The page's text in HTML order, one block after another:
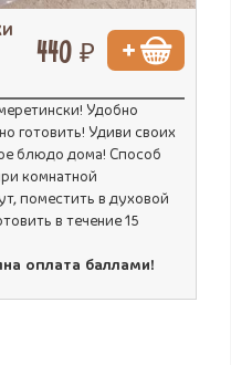
440 ₽
Удобно
готовить! Удиви своих
блюдо дома! Способ
комнатной
поместить в духовой
в течение 15
оплата баллами!